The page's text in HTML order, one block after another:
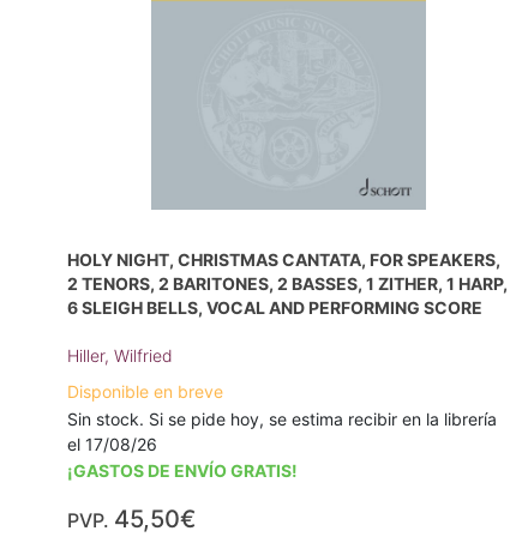
HOLY NIGHT, CHRISTMAS CANTATA, FOR SPEAKERS,
2 TENORS, 2 BARITONES, 2 BASSES, 1 ZITHER, 1 HARP,
6 SLEIGH BELLS, VOCAL AND PERFORMING SCORE
Hiller, Wilfried
Disponible en breve
Sin stock. Si se pide hoy, se estima recibir en la librería
el 17/08/26
¡GASTOS DE ENVÍO GRATIS!
PVP. 45,50€